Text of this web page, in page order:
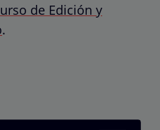
de Edición y
.